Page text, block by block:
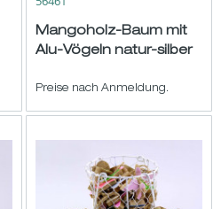
Mangoholz-Baum mit
Alu-Vögeln natur-silber
Preise nach Anmeldung.